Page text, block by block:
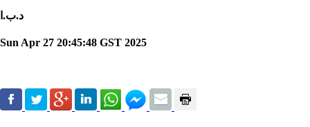
د.ب.ا
Sun Apr 27 20:45:48 GST 2025